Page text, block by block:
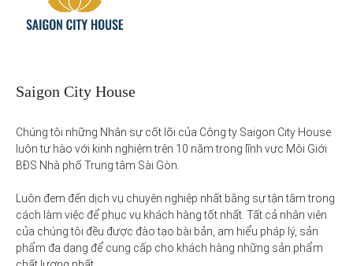
Saigon City House
Chúng tôi những Nhân sự cốt lõi của Công ty Saigon City House
luôn tự hào với kinh nghiệm trên 10 năm trong lĩnh vực Môi Giới
BĐS Nhà phố Trung tâm Sài Gòn.
Luôn đem đến dịch vụ chuyên nghiệp nhất bằng sự tận tâm trong
cách làm việc để phục vụ khách hàng tốt nhất. Tất cả nhân viên
của chúng tôi đều được đào tạo bài bản, am hiểu pháp lý, sản
phẩm đa dạng để cung cấp cho khách hàng những sản phẩm